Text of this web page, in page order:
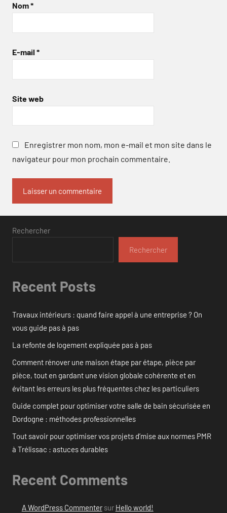
Nom*
E-mail *
Site web
Enregistrer mon nom, mon e-mail et mon site dans le
navigateur pour mon prochain commentaire.
Rechercher
Rechercher
Recent Posts
Travaux intérieurs : quand faire appel à une entreprise ? On
vous guide pas à pas
La refonte de logement expliquée pas à pas
Comment rénover une maison étape par étape, pièce par
pièce, tout en gardant une vision globale cohérente et en
évitant les erreurs les plus fréquentes chez les particuliers
Guide complet pour optimiser votre salle de bain sécurisée en
Dordogne : méthodes professionnelles
Tout savoir pour optimiser vos projets d’mise aux normes PMR
à Trélissac : astuces durables
Recent Comments
A WordPress Commentersur Hello world!